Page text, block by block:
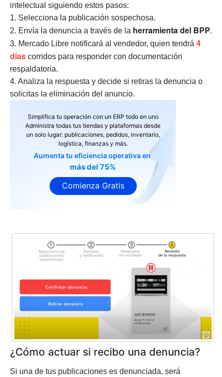
intelectual siguiendo estos pasos:
1. Selecciona la publicación sospechosa.
2. Envía la denuncia a través de la herramienta del BPP.
3. Mercado Libre notificará al vendedor, quien tendrá 4
días corridos para responder con documentación
respaldatoria.
4. Analiza la respuesta y decide si retiras la denuncia o
solicitas la eliminación del anuncio.
Simplifica tu operación con un ERP todo en uno
Administra todas tus tiendas y plataformas desde
un solo lugar: publicaciones, pedidos, inventario,
logística, finanzas y más.
Aumenta tu eficiencia operativa en
más del 75%
Comienza Gratis
¿Cómo actuar si recibo una denuncia?
Si una de tus publicaciones es denunciada, será